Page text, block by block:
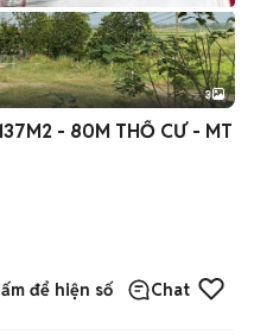
3
- 80M THỔ CƯ - MT
để hiện số Chat